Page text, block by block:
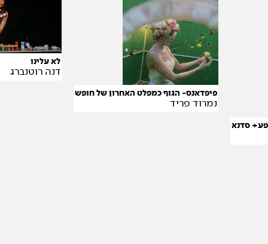
סדנא
פיפדאנס- הגוף כמפלט האחרון של חופש
נמרוד פריד
לא עלינו
דנה רוטנברג